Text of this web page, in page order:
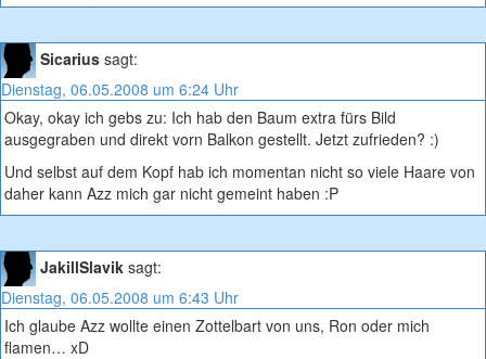
Sicarius sagt:
Dienstag, 06.05.2008 um 6:24 Uhr
Okay, okay ich gebs zu: Ich hab den Baum extra fürs Bild
ausgegraben und direkt vorn Balkon gestellt. Jetzt zufrieden? :)
Und selbst auf dem Kopf hab ich momentan nicht so viele Haare von
daher kann Azz mich gar nicht gemeint haben :P
JakillSlavik sagt:
Dienstag, 06.05.2008 um 6:43 Uhr
Ich glaube Azz wollte einen Zottelbart von uns, Ron oder mich
flamen… xD